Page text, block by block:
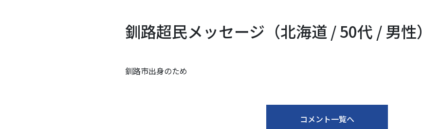
釧路超民メッセージ（北海道 / 50代 / 男性）
釧路市出身のため
コメント一覧へ